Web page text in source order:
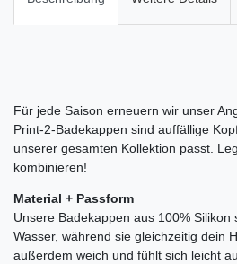
Für jede Saison erneuern wir unser
Print-2-Badekappen sind auffällige
unserer gesamten Kollektion passt.
kombinieren!
Material + Passform
Unsere Badekappen aus 100%
Wasser, während sie gleichzeitig dein
außerdem weich und fühlt sich leicht